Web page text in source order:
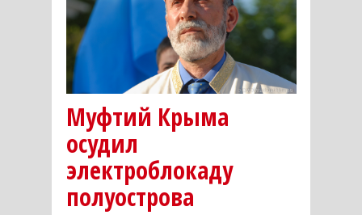
Муфтий Крыма
осудил
электроблокаду
полуострова